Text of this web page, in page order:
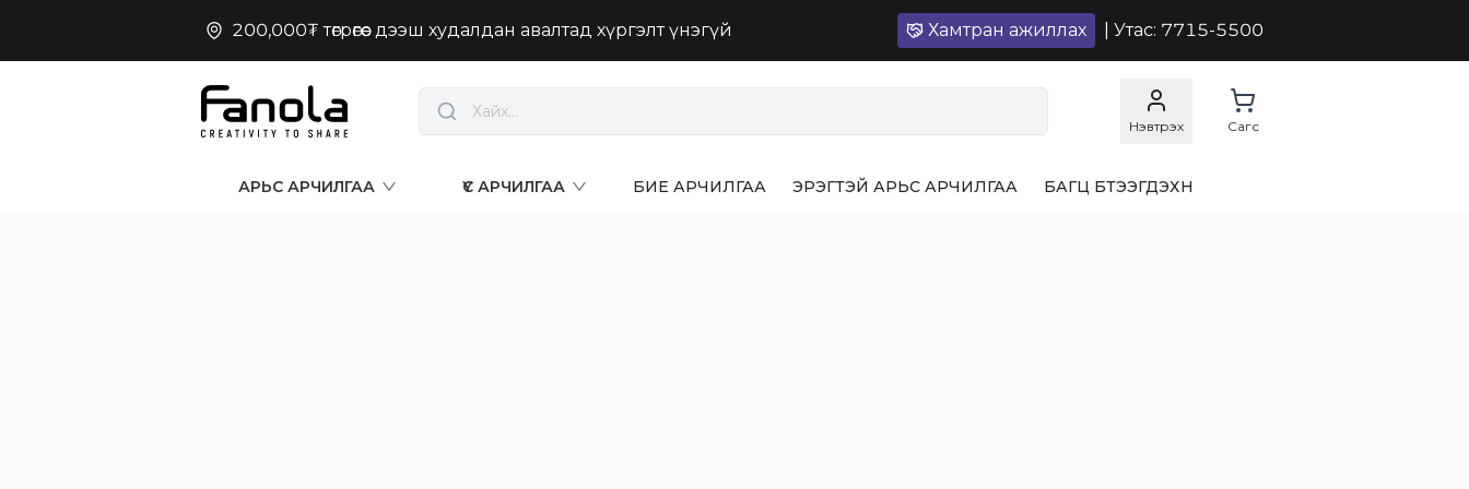
200,000₮ төгрөгөөс дээш худалдан авалтад хүргэлт үнэгүй Хамтран ажиллах | Утас: 7715-5500
Нэвтрэх Сагс
АРЬС АРЧИЛГАА ҮС АРЧИЛГАА БИЕ АРЧИЛГАА ЭРЭГТЭЙ АРЬС АРЧИЛГАА БАГЦ БҮТЭЭГДЭХҮҮН